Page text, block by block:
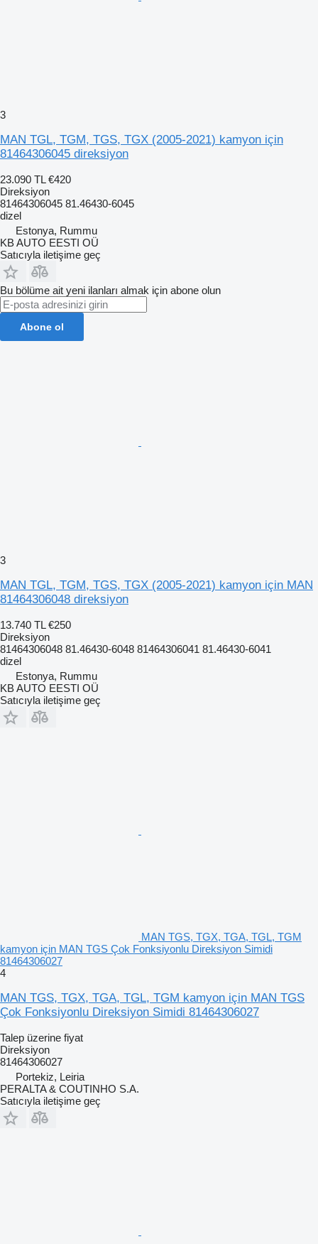
3
MAN TGL, TGM, TGS, TGX (2005-2021) kamyon için
81464306045 direksiyon
23.090 TL €420
Direksiyon
81464306045 81.46430-6045
dizel
Estonya, Rummu
KB AUTO EESTI OÜ
Satıcıyla iletişime geç
Bu bölüme ait yeni ilanları almak için abone olun
Abone ol
3
MAN TGL, TGM, TGS, TGX (2005-2021) kamyon için MAN
81464306048 direksiyon
13.740 TL €250
Direksiyon
81464306048 81.46430-6048 81464306041 81.46430-6041
dizel
Estonya, Rummu
KB AUTO EESTI OÜ
Satıcıyla iletişime geç
MAN TGS, TGX, TGA, TGL, TGM
kamyon için MAN TGS Çok Fonksiyonlu Direksiyon Simidi
81464306027
4
MAN TGS, TGX, TGA, TGL, TGM kamyon için MAN TGS
Çok Fonksiyonlu Direksiyon Simidi 81464306027
Talep üzerine fiyat
Direksiyon
81464306027
Portekiz, Leiria
PERALTA & COUTINHO S.A.
Satıcıyla iletişime geç